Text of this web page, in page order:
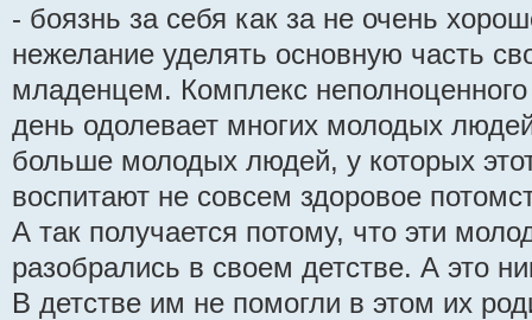
- боязнь за себя как за не очень
нежелание уделять основную часть
младенцем. Комплекс
день одолевает многих молодых
больше молодых людей, у которых
воспитают не совсем здоровое
А так получается потому, что эти
разобрались в своем детстве. А это
В детстве им не помогли в этом их